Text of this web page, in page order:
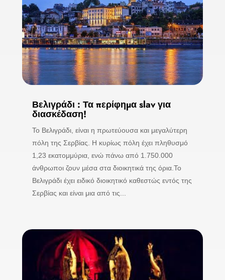
Βελιγράδι : Τα περίφημα slav για
διασκέδαση!
Το Βελιγράδι, είναι η πρωτεύουσα και μεγαλύτερη
πόλη της Σερβίας. Η κυρίως πόλη έχει πληθυσμό
1,23 εκατομμύρια, ενώ πάνω από 1.750.000
άνθρωποι ζουν μέσα στα διοικητικά της όρια.Το
Βελιγράδι έχει ειδικό διοικητικό καθεστώς εντός της
Σερβίας και είναι μια από τις...